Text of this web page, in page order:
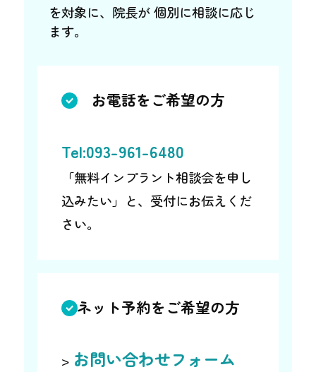
を対象に、院長が 個別に相談に応じ
ます。
お電話をご希望の方
Tel:093-961-6480
「無料インプラント相談会を申し
込みたい」と、受付にお伝えくだ
さい。
ネット予約をご希望の方
> お問い合わせフォーム